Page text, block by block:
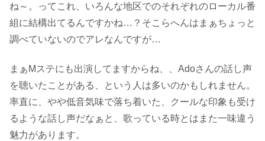
ね～。ってこれ、いろんな地区でのそれぞれのローカル番
組に結構出てるんですかね…？そこらへんはまぁちょっと
調べていないのでアレなんですが…
まぁMステにも出演してますからね、、Adoさんの話し声
を聴いたことがある、という人は多いのかもしれません。
率直に、やや低音気味で落ち着いた、クールな印象も受け
るような話し声だなぁと、歌っている時とはまた一味違う
魅力があります。